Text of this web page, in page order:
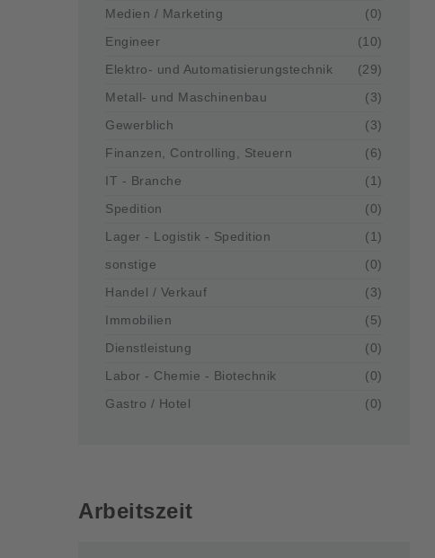
Medien / Marketing
(0)
Engineer
(10)
Elektro- und Automatisierungstechnik
(29)
Metall- und Maschinenbau
(3)
Gewerblich
(3)
Finanzen, Controlling, Steuern
(6)
IT - Branche
(1)
Spedition
(0)
Lager - Logistik - Spedition
(1)
sonstige
(0)
Handel / Verkauf
(3)
Immobilien
(5)
Dienstleistung
(0)
Labor - Chemie - Biotechnik
(0)
Gastro / Hotel
(0)
Arbeitszeit